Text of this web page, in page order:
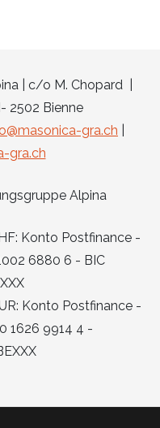
| c/o M. Chopard |
2502 Bienne
gra.ch
gra.ch
Alpina
Konto Postfinance -
6880 6 - BIC
Konto Postfinance -
1626 9914 4 -